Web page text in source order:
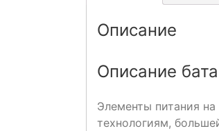
Описание
Описание
Элементы питания
технологиям,